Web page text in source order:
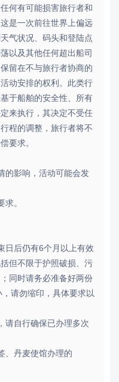
何有可能损害旅行者和
是一次前往世界上偏远
气状况、码头和登陆点
以及其他任何超出船司
留在不与旅行者协商的
动安排的权利。此类行
于船舶的安全性、所有
来执行，其决定不受任
程的调整，旅行者将不
要求。
的影响，活动可能会发
。
日后仍有6个月以上有效
但不限于护照破损、污
同时请务必准备好两份
请勿缩印，具体要求以
请自行确保已办理多次
、丹麦使馆办理的